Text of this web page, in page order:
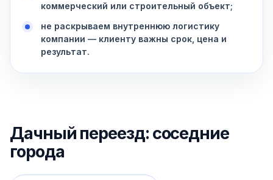
коммерческий или строительный объект;
не раскрываем внутреннюю логистику
компании — клиенту важны срок, цена и
результат.
Дачный переезд: соседние
города